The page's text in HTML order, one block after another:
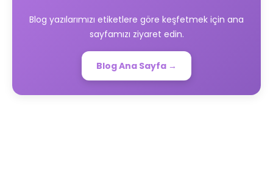
Blog yazılarımızı etiketlere göre keşfetmek için ana
sayfamızı ziyaret edin.
Blog Ana Sayfa →